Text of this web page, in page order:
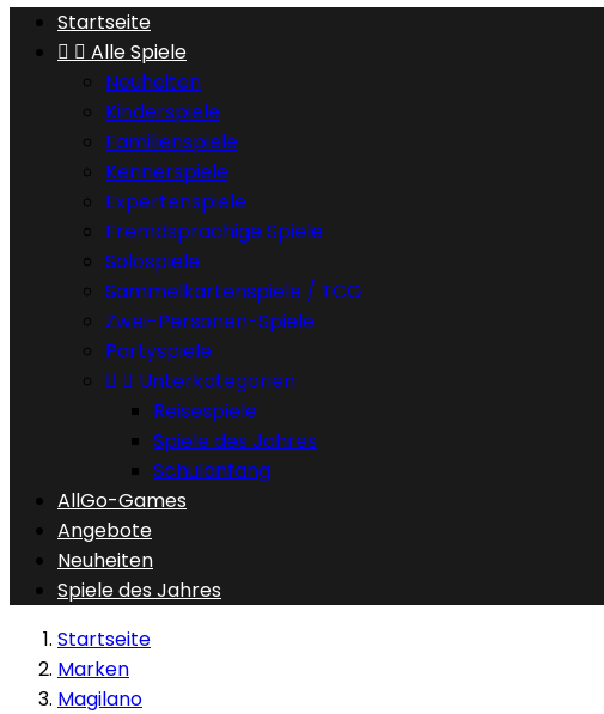
Startseite
  Alle Spiele
Neuheiten
Kinderspiele
Familienspiele
Kennerspiele
Expertenspiele
Fremdsprachige Spiele
Solospiele
Sammelkartenspiele / TCG
Zwei-Personen-Spiele
Partyspiele
  Unterkategorien
Reisespiele
Spiele des Jahres
Schulanfang
AllGo-Games
Angebote
Neuheiten
Spiele des Jahres
Startseite
Marken
Magilano